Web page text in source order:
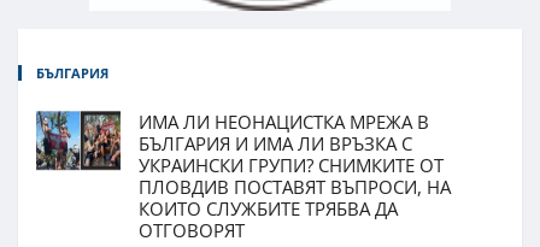
БЪЛГАРИЯ
ИМА ЛИ НЕОНАЦИСТКА МРЕЖА В
БЪЛГАРИЯ И ИМА ЛИ ВРЪЗКА С
УКРАИНСКИ ГРУПИ? СНИМКИТЕ ОТ
ПЛОВДИВ ПОСТАВЯТ ВЪПРОСИ, НА
КОИТО СЛУЖБИТЕ ТРЯБВА ДА
ОТГОВОРЯТ